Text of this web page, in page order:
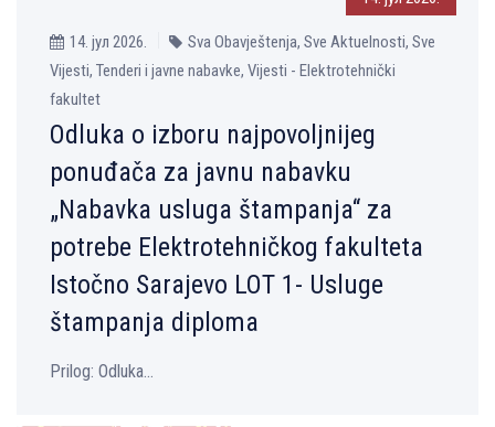
14. јул 2026.
Sva Obavještenja, Sve Aktuelnosti, Sve
Vijesti, Tenderi i javne nabavke, Vijesti - Elektrotehnički
fakultet
Odluka o izboru najpovoljnijeg
ponuđača za javnu nabavku
„Nabavka usluga štampanja“ za
potrebe Elektrotehničkog fakulteta
Istočno Sarajevo LOT 1- Usluge
štampanja diploma
Prilog: Odluka...